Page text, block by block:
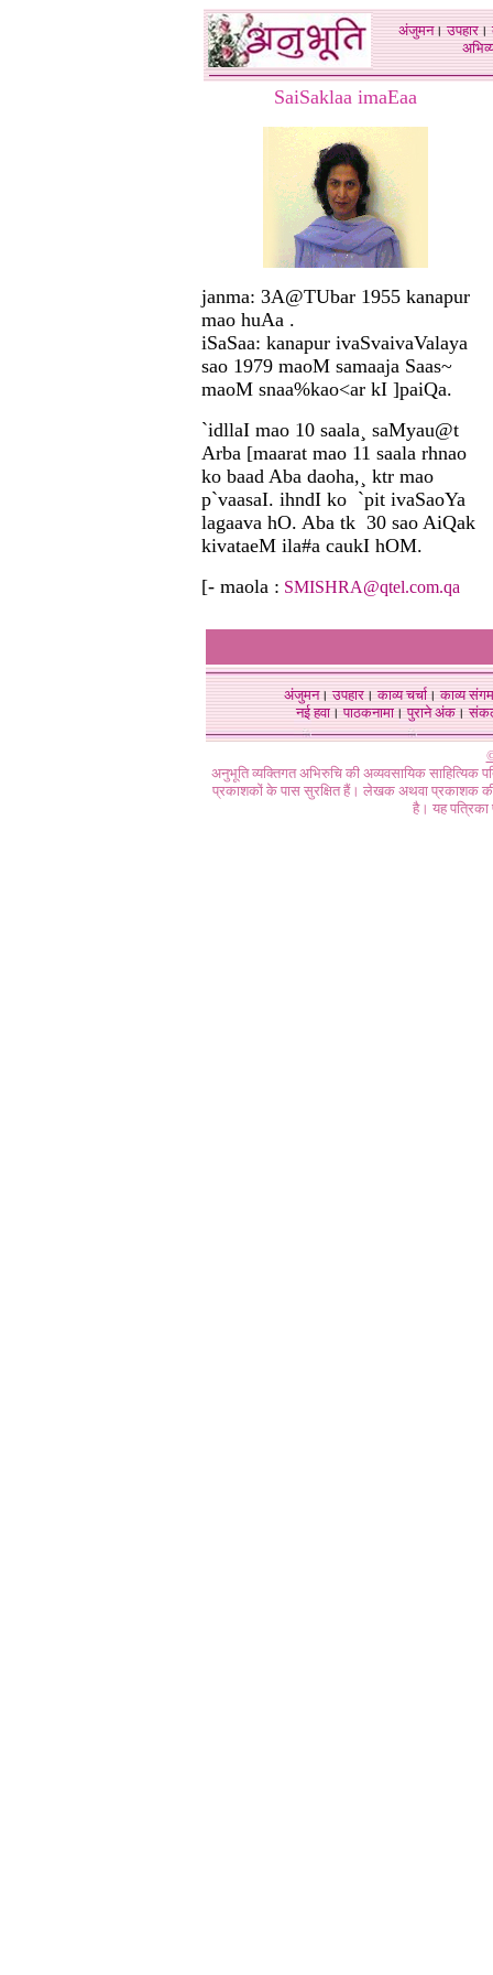
अंजुमन।उपहार।
SaiSaklaa imaEaa
janma: 3A@TUbar 1955 kanapur
mao huAa .
iSaSaa: kanapur ivaSvaivaValaya
sao 1979 maoM samaaja Saas~
maoM snaa%kao<ar kI ]paiQa.
`idllaI mao 10 saala¸ saMyau@t
Arba [maarat mao 11 saala rhnao
ko baad Aba daoha,¸ ktr mao
p`vaasaI. ihndI ko `pit ivaSaoYa
lagaava hO. Aba tk 30 sao AiQak
kivataeM ila#a caukI hOM.
[- maola : SMISHRA@qtel.com.qa
अंजुमन।उपहार।काव्य चर्चा।काव्य संगम
नई हवा। पाठकनामा। पुराने अंक।
अनुभूति व्यक्तिगत अभिरुचि की अव्यवसायिक
प्रकाशकों के पास सुरक्षित हैं। लेखक अथवा प्रकाशक की
है। यह पत्रिका